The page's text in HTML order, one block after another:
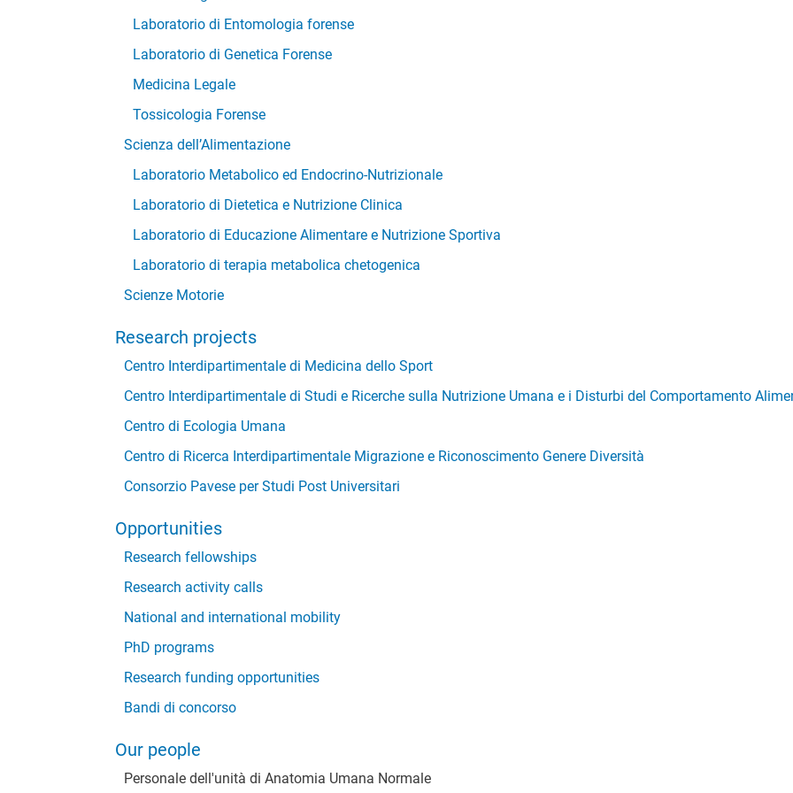
Laboratorio di Entomologia forense
Laboratorio di Genetica Forense
Medicina Legale
Tossicologia Forense
Scienza dell’Alimentazione
Laboratorio Metabolico ed Endocrino-Nutrizionale
Laboratorio di Dietetica e Nutrizione Clinica
Laboratorio di Educazione Alimentare e Nutrizione Sportiva
Laboratorio di terapia metabolica chetogenica
Scienze Motorie
Research projects
Centro Interdipartimentale di Medicina dello Sport
Centro Interdipartimentale di Studi e Ricerche sulla Nutrizione Umana e i Disturbi del Comportamento
Centro di Ecologia Umana
Centro di Ricerca Interdipartimentale Migrazione e Riconoscimento Genere Diversità
Consorzio Pavese per Studi Post Universitari
Opportunities
Research fellowships
Research activity calls
National and international mobility
PhD programs
Research funding opportunities
Bandi di concorso
Our people
Personale dell'unità di Anatomia Umana Normale